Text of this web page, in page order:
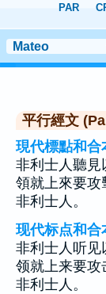
章 7 > 聖經金句 7
平行經文
現代標點和
非利士人聽見
領就上來要攻
非利士人。
现代标点和
非利士人听见
领就上来要攻
非利士人。